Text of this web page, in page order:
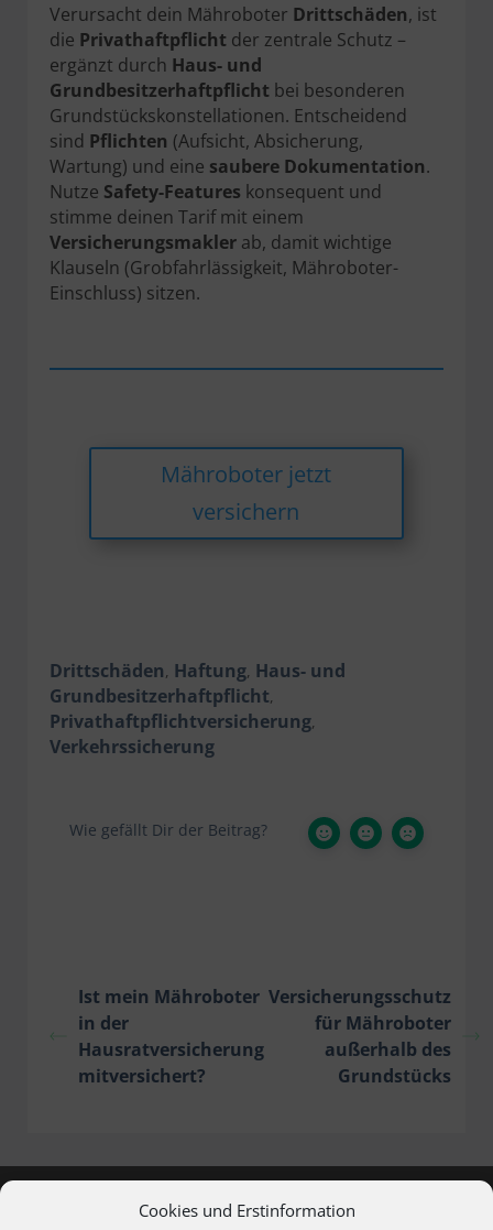
Cookies und Erstinformation
Verursacht dein Mähroboter Drittschäden, ist
die Privathaftpflicht der zentrale Schutz –
ergänzt durch Haus- und
Grundbesitzerhaftpflicht bei besonderen
Grundstückskonstellationen. Entscheidend
sind Pflichten (Aufsicht, Absicherung,
Wartung) und eine saubere Dokumentation.
Nutze Safety-Features konsequent und
stimme deinen Tarif mit einem
Versicherungsmakler ab, damit wichtige
Klauseln (Grobfahrlässigkeit, Mähroboter-
Einschluss) sitzen.
Mähroboter jetzt
versichern
Drittschäden, Haftung, Haus- und
Grundbesitzerhaftpflicht,
Privathaftpflichtversicherung,
Verkehrssicherung
Wie gefällt Dir der Beitrag?
Ist mein Mähroboter
in der
Hausratversicherung
mitversichert?
Versicherungsschutz
für Mähroboter
außerhalb des
Grundstücks